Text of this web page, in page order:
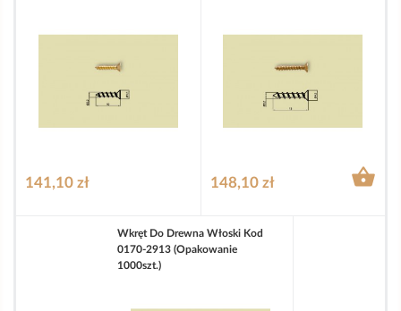
141,10 zł 148,10 zł 
Wkręt Do Drewna Włoski Kod
0170-2913 (opakowanie
1000szt.)